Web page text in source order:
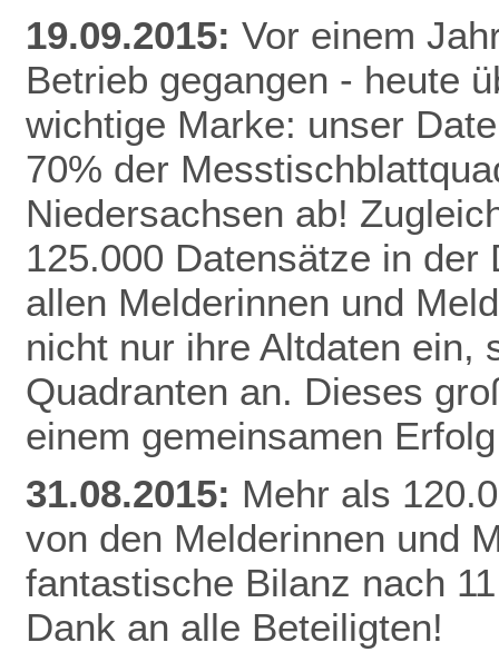
19.09.2015: Vor einem
Betrieb gegangen - heute
wichtige Marke: unser
70% der
Niedersachsen ab!
125.000 Datensätze in der
allen Melderinnen und
nicht nur ihre Altdaten ein,
Quadranten an. Dieses
einem gemeinsamen
31.08.2015: Mehr als
von den Melderinnen und
fantastische Bilanz nach
Dank an alle Beteiligten!